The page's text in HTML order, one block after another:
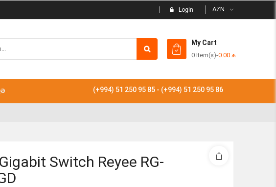
Login AZN
My Cart
0 Item(s)-0.00 ₼
(+994) 51 250 95 85 - (+994) 51 250 95 86
Switch Reyee RG-